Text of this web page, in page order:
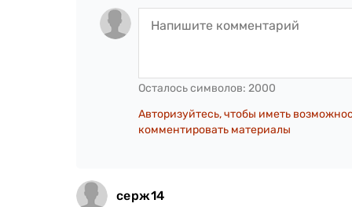
Осталось символов: 2000
Авторизуйтесь, чтобы иметь
комментировать материалы
серж14